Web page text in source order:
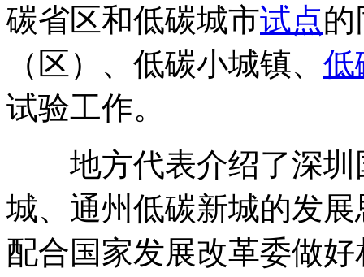
碳省区和低碳城市试点的
（区）、低碳小城镇、 低
试验工作。
地方代表介绍了深圳
城、通州低碳新城的发
配合国家发展改革委做